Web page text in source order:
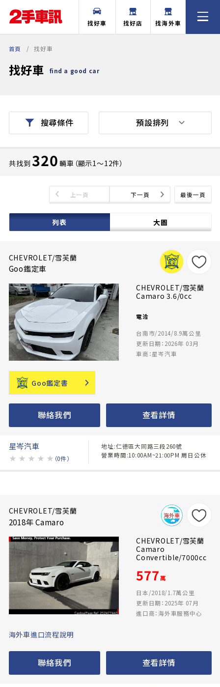
找好車 找好店 找海外車
首頁 找好車
找好車 find a good car
搜尋條件
共找到 320 輛車（顯示1〜12件）
最後一頁
上一頁 下一頁
列表 大圖
預設排列
CHEVROLET/雪芙蘭
Goo鑑定車
CHEVROLET/雪芙蘭
Camaro 3.6/0cc
電洽
台南市/2014/8.9萬公里
更新日期：2026年 03月
車商：星岑汽車
Goo鑑定書
聯絡我們 查看詳情
星岑汽車
★ ★ ★ ★ ★ （0件）
地址:仁德區大同路三段260號
營業時間:10:00AM~21:00PM 周日公休
CHEVROLET/雪芙蘭
2018年 Camaro
CHEVROLET/雪芙蘭
Camaro
Convertible/7000cc
577萬
日本/2018/1.7萬公里
更新日期：2025年 07月
進口商：海外車服務中心
海外車進口流程說明
聯絡我們 查看詳情